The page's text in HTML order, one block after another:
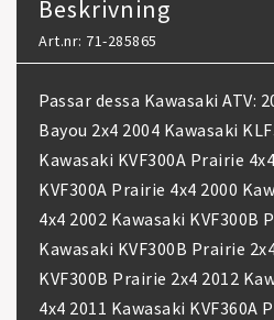
Beskrivning
Art.nr: 71-285865
Passar dessa Kawasaki ATV:
Bayou 2x4 2004 Kawasaki
Kawasaki KVF300A Prairie
KVF300A Prairie 4x4 2000
4x4 2002 Kawasaki KVF300B
Kawasaki KVF300B Prairie
KVF300B Prairie 2x4 2012
4x4 2011 Kawasaki KVF360A